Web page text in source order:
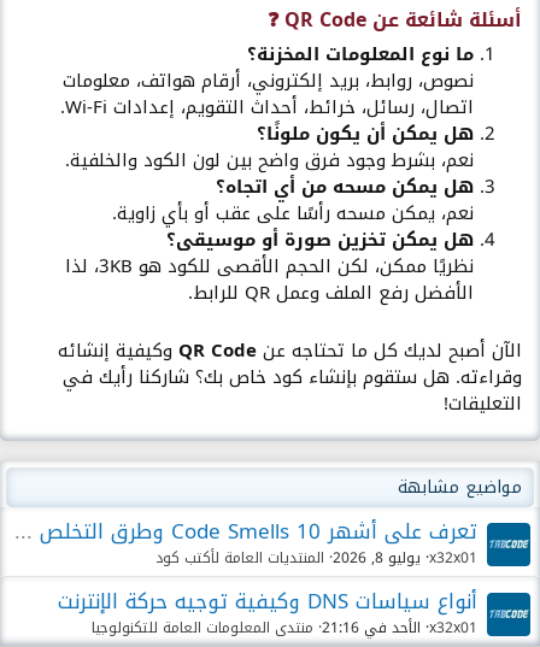
أسئلة شائعة عن QR Code ❓​
ما نوع المعلومات المخزنة؟
نصوص، روابط، بريد إلكتروني، أرقام هواتف، معلومات
اتصال، رسائل، خرائط، أحداث التقويم، إعدادات Wi-Fi.
هل يمكن أن يكون ملونًا؟
نعم، بشرط وجود فرق واضح بين لون الكود والخلفية.
هل يمكن مسحه من أي اتجاه؟
نعم، يمكن مسحه رأسًا على عقب أو بأي زاوية.
هل يمكن تخزين صورة أو موسيقى؟
نظريًا ممكن، لكن الحجم الأقصى للكود هو 3KB، لذا
الأفضل رفع الملف وعمل QR للرابط.
الآن أصبح لديك كل ما تحتاجه عنQR Code وكيفية إنشائه
وقراءته. هل ستقوم بإنشاء كود خاص بك؟ شاركنا رأيك في
التعليقات!
مواضيع مشابهة
تعرف على أشهر 10 Code Smells وطرق التخلص منها ..
x32x01 يوليو 8, 2026 المنتديات العامة لأكتب كود
أنواع سياسات DNS وكيفية توجيه حركة الإنترنت
x32x01 الأحد في 21:16 منتدى المعلومات العامة للتكنولوجيا